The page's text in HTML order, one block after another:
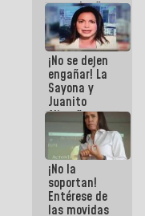
enjambre"
de La Sayo
para
sabotear el
diálogo y
promover el
caos
¡No se dejen
engañar! La
Sayona y
Juanito
Alimaña son
harina del
mismo
costal
¡No la
soportan!
Entérese de
las movidas